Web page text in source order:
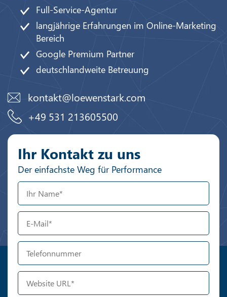
Full-Service-Agentur
langjährige Erfahrungen im Online-Marketing
Bereich
Google Premium Partner
deutschlandweite Betreuung
kontakt@loewenstark.com
+49 531 213605500
Ihr Kontakt zu uns
Der einfachste Weg für Performance